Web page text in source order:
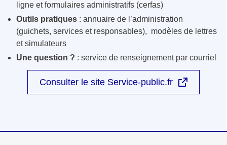
ligne et formulaires administratifs (cerfas)
Outils pratiques : annuaire de l’administration
(guichets, services et responsables), modèles de lettres
et simulateurs
Une question ? : service de renseignement par courriel
Consulter le site Service-public.fr